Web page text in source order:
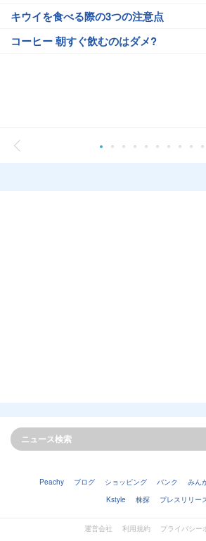
キウイを食べる際の3つの注意点
コーヒー 朝すぐ飲むのはダメ?
Peachy ブログ ショッピング バンク みん
Kstyle
株探 プレスリリー
運営会社 利用規約 プライバシー